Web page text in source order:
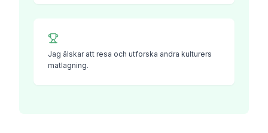
Jag älskar att resa och utforska andra kulturers
matlagning.